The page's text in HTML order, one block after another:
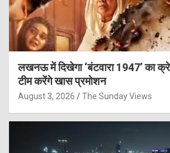
लखनऊ में दिखेगा ‘बंटवारा 1947’ का
टीम करेंगे खास प्रमोशन
August 3, 2026 The Sunday Views